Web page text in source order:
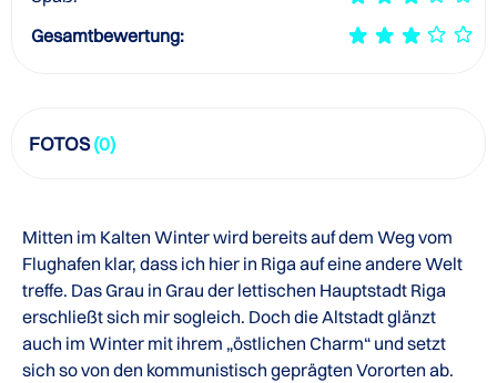
Gesamtbewertung:
FOTOS(0)
Mitten im Kalten Winter wird bereits auf dem Weg vom
Flughafen klar, dass ich hier in Riga auf eine andere Welt
treffe. Das Grau in Grau der lettischen Hauptstadt Riga
erschließt sich mir sogleich. Doch die Altstadt glänzt
auch im Winter mit ihrem „östlichen Charm“ und setzt
sich so von den kommunistisch geprägten Vororten ab.